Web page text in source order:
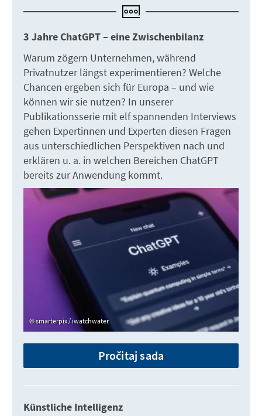
3 Jahre ChatGPT – eine Zwischenbilanz
Warum zögern Unternehmen, während
Privatnutzer längst experimentieren? Welche
Chancen ergeben sich für Europa – und wie
können wir sie nutzen? In unserer
Publikationsserie mit elf spannenden Interviews
gehen Expertinnen und Experten diesen Fragen
aus unterschiedlichen Perspektiven nach und
erklären u. a. in welchen Bereichen ChatGPT
bereits zur Anwendung kommt.
smarterpix / iwatchwater
Pročitaj sada
Künstliche Intelligenz